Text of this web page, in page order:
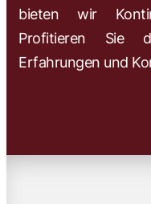
bieten wir
Profitieren Sie
Erfahrungen und